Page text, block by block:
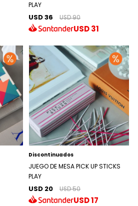
PLAY
USD 36 USD 90
USD31
Discontinuados
JUEGO DE MESA PICK UP STICKS
PLAY
USD 20 USD 50
USD17